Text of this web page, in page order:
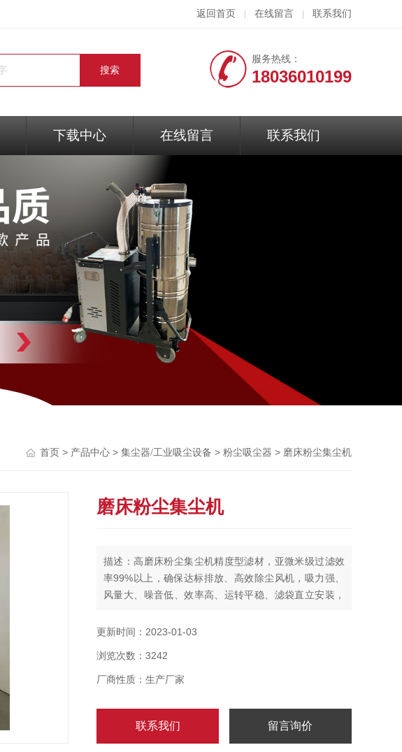
返回首页 在线留言 联系我们
服务热线：
18036010199
下载中心 在线留言 联系我们
首页 > 产品中心 > 集尘器/工业吸尘设备 > 粉尘吸尘器 > 磨床粉尘集尘机
磨床粉尘集尘机
描述：高磨床粉尘集尘机精度型滤材，亚微米级过滤效
率99%以上，确保达标排放、高效除尘风机，吸力强、
风量大、噪音低、效率高、运转平稳、滤袋直立安装，
围：玻璃纤维制造业：吸收玻璃纤维产品制造中的硬化
间的除尘和净化。食品行业：吸收油烟，潮气和食品残
渣。
更新时间：2023-01-03
浏览次数：3242
厂商性质：生产厂家
联系我们 留言询价